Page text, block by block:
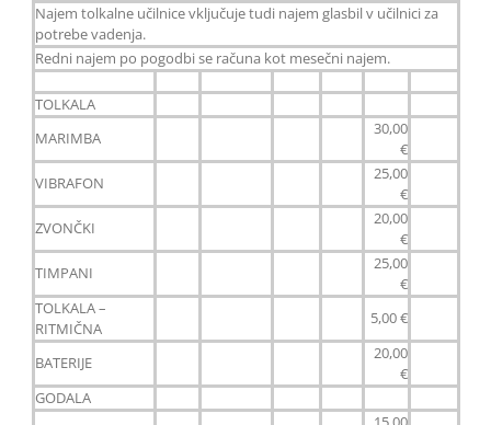
Najem tolkalne učilnice vključuje tudi najem glasbil v učilnici za
potrebe vadenja.
Redni najem po pogodbi se računa kot mesečni najem.
TOLKALA
MARIMBA
30,00
€
VIBRAFON
25,00
€
ZVONČKI
20,00
€
TIMPANI
25,00
€
TOLKALA –
RITMIČNA
5,00 €
BATERIJE
20,00
€
GODALA